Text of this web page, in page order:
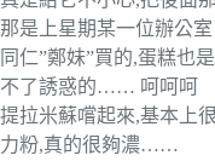
那是上星期某一位辦公室
同仁”鄭妹”買的,蛋糕也
不了誘惑的…… 呵呵呵
提拉米蘇嚐起來,基本上
力粉,真的很夠濃……